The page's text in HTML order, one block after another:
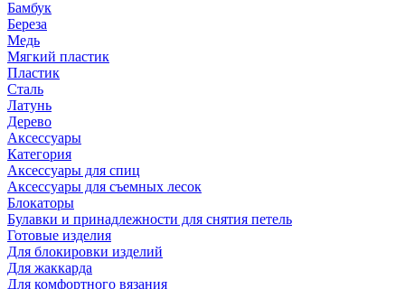
Бамбук
Береза
Медь
Мягкий пластик
Пластик
Сталь
Латунь
Дерево
Аксессуары
Категория
Аксессуары для спиц
Аксессуары для съемных лесок
Блокаторы
Булавки и принадлежности для снятия петель
Готовые изделия
Для блокировки изделий
Для жаккарда
Для комфортного вязания